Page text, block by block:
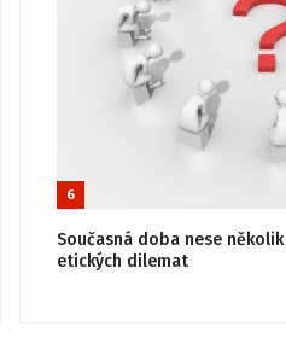
6
Současná doba nese
etických dilemat